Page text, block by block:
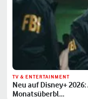
TV & ENTERTAINMENT
Neu auf Disney+
Monatsüberbl…